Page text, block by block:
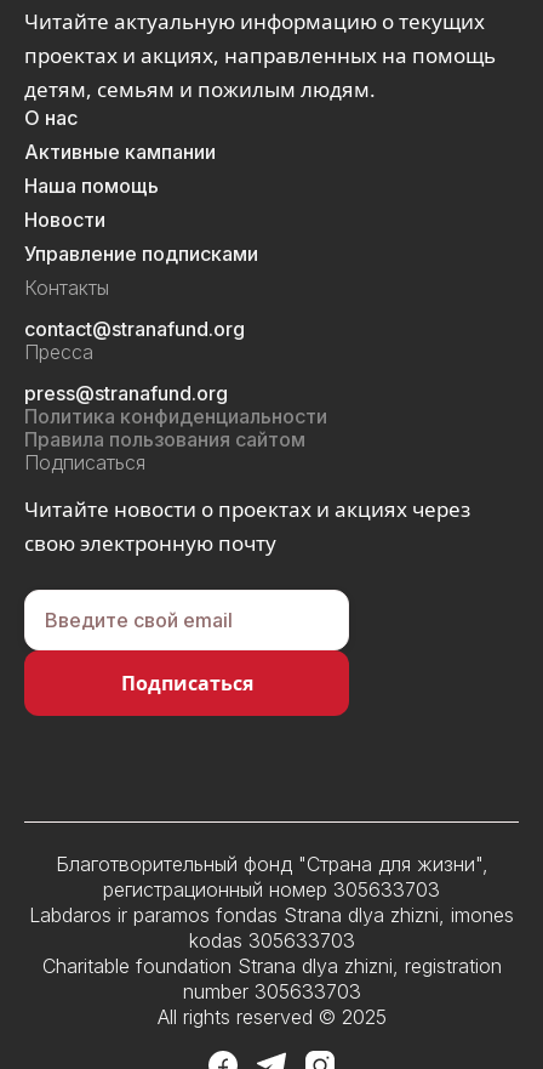
Читайте актуальную информацию о текущих
проектах и акциях, направленных на помощь
детям, семьям и пожилым людям.
О нас
Активные кампании
Наша помощь
Новости
Управление подписками
Контакты
contact@stranafund.org
Пресса
press@stranafund.org
Политика конфиденциальности
Правила пользования сайтом
Подписаться
Читайте новости о проектах и акциях через
свою электронную почту
Благотворительный фонд "Страна для жизни",
регистрационный номер 305633703
Labdaros ir paramos fondas Strana dlya zhizni, imones
kodas 305633703
Charitable foundation Strana dlya zhizni, registration
number 305633703
All rights reserved © 2025